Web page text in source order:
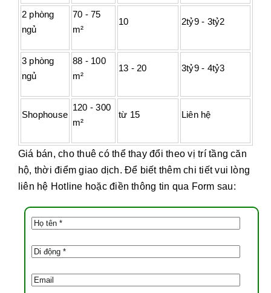
2 phòng
ngủ
70 - 75
m²
10 2tỷ9 - 3tỷ2
3 phòng
ngủ
88 - 100
m²
13 - 20 3tỷ9 - 4tỷ3
Shophouse
120 - 300
m²
từ 15 Liên hệ
Giá bán, cho thuê có thể thay đổi theo vị trí tầng căn
hộ, thời điểm giao dịch. Để biết thêm chi tiết vui lòng
liên hệ Hotline hoặc điền thông tin qua Form sau: